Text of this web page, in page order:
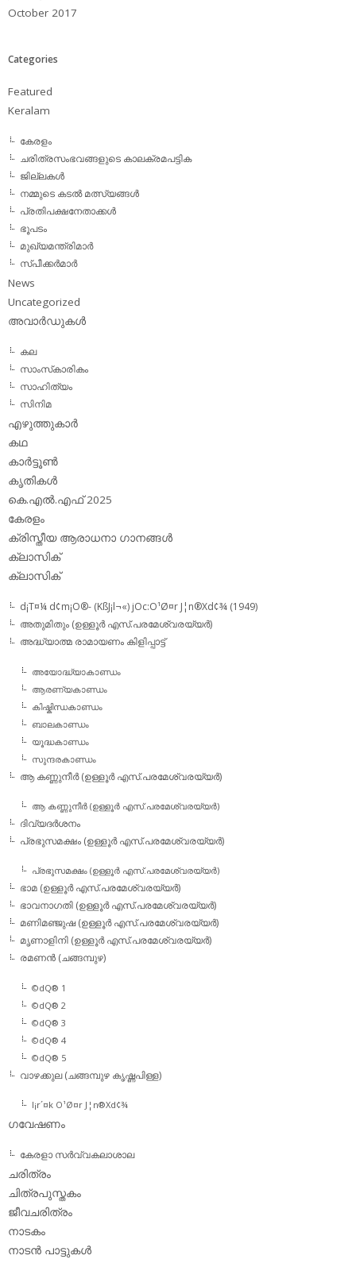
October 2017
Categories
Featured
Keralam
കേരളം
ചരിത്രസംഭവങ്ങളുടെ കാലക്രമപട്ടിക
ജില്ലകള്‍
നമ്മുടെ കടല്‍ മത്സ്യങ്ങള്‍
പ്രതിപക്ഷനേതാക്കള്‍
ഭൂപടം
മുഖ്യമന്ത്രിമാര്‍
സ്പീക്കര്‍മാര്‍
News
Uncategorized
അവാര്‍ഡുകള്‍
കല
സാംസ്‌കാരികം
സാഹിത്യം
സിനിമ
എഴുത്തുകാര്‍
കഥ
കാര്‍ട്ടൂണ്‍
കൃതികള്‍
കെ.എല്‍.എഫ് 2025
കേരളം
ക്രിസ്തീയ ആരാധനാ ഗാനങ്ങള്‍
ക്ലാസിക്‌
ക്ലാസിക്
d¡T¤¼ d¢m¡O®- (KßJ¡l¬«) jOc:O¹Ø¤r J¦n®Xd¢¾ (1949)
അതുമിതും (ഉള്ളൂര്‍ എസ്.പരമേശ്വരയ്യര്‍)
അദ്ധ്യാത്മ രാമായണം കിളിപ്പാട്ട്‌
അയോദ്ധ്യാകാണ്ഡം
ആരണ്യകാണ്ഡം
കിഷ്കിന്ധകാണ്ഡം
ബാലകാണ്ഡം
യൂദ്ധകാണ്ഡം
സുന്ദരകാണ്ഡം
ആ കണ്ണുനീര്‍ (ഉള്ളൂര്‍ എസ്.പരമേശ്വരയ്യര്‍)
ആ കണ്ണുനീര്‍ (ഉള്ളൂര്‍ എസ്.പരമേശ്വരയ്യര്‍)
ദിവ്യദര്‍ശനം
പ്രഭുസമക്ഷം (ഉള്ളൂര്‍ എസ്.പരമേശ്വരയ്യര്‍)
പ്രഭുസമക്ഷം (ഉള്ളൂര്‍ എസ്.പരമേശ്വരയ്യര്‍)
ഭാമ (ഉള്ളൂര്‍ എസ്.പരമേശ്വരയ്യര്‍)
ഭാവനാഗതി (ഉള്ളൂര്‍ എസ്.പരമേശ്വരയ്യര്‍)
മണിമഞ്ജുഷ (ഉള്ളൂര്‍ എസ്.പരമേശ്വരയ്യര്‍)
മൃണാളിനി (ഉള്ളൂര്‍ എസ്.പരമേശ്വരയ്യര്‍)
രമണന്‍ (ചങ്ങമ്പുഴ)
©dQ® 1
©dQ® 2
©dQ® 3
©dQ® 4
©dQ® 5
വാഴക്കുല (ചങ്ങമ്പുഴ കൃഷ്ണപിള്ള)
l¡r´¤k O¹Ø¤r J¦n®Xd¢¾
ഗവേഷണം
കേരളാ സര്‍വ്വകലാശാല
ചരിത്രം
ചിത്രപുസ്തകം
ജീവചരിത്രം
നാടകം
നാടന്‍ പാട്ടുകള്‍